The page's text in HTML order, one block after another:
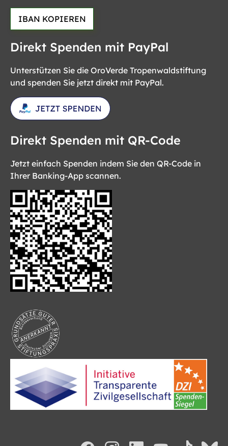
IBAN KOPIEREN
Direkt Spenden mit PayPal
Unterstützen Sie die OroVerde Tropenwaldstiftung
und spenden Sie jetzt direkt mit PayPal.
Direkt Spenden mit QR-Code
Jetzt einfach Spenden indem Sie den QR-Code in
Ihrer Banking-App scannen.